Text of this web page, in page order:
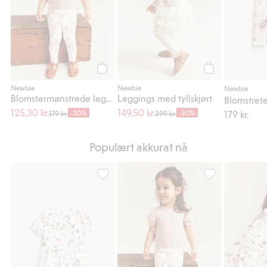
Newbie
125,30 kr.179 kr. -30%
Newbie
Leggings med tyllskjørt
149,50 kr.299 kr. -50%
Newbie
179 kr.
Populært akkurat nå
Peplumtopp med markjordbærmønster,